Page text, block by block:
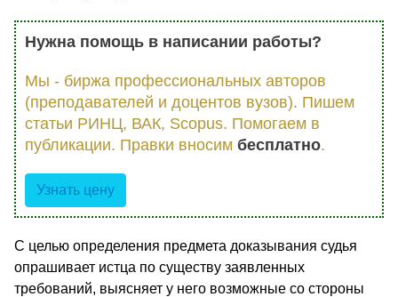
Нужна помощь в написании работы?
Мы - биржа профессиональных авторов
(преподавателей и доцентов вузов). Пишем
статьи РИНЦ, ВАК, Scopus. Помогаем в
публикации. Правки вносим бесплатно.
Узнать цену
С целью определения предмета доказывания судья
опрашивает истца по существу заявленных
требований, выясняет у него возможные со стороны